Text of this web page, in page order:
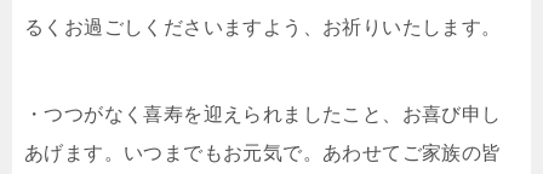
るくお過ごしくださいますよう、お祈りいたします。
・つつがなく喜寿を迎えられましたこと、お喜び申し
あげます。いつまでもお元気で。あわせてご家族の皆